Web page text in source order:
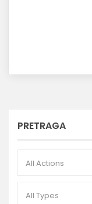
PRETRAGA
All Actions
All Types